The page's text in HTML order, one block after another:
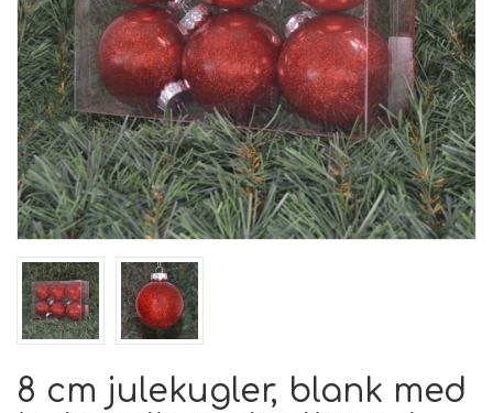
8 cm julekugler, blank med